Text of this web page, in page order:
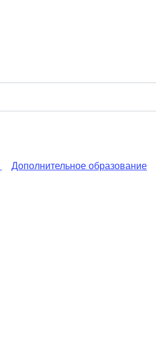
Дополнительное образование